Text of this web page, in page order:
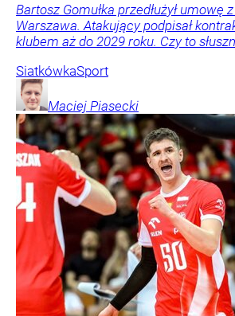
Bartosz Gomułka przedłużył umowę
Warszawa. Atakujący podpisał
klubem aż do 2029 roku. Czy to
SiatkówkaSport
Maciej Piasecki